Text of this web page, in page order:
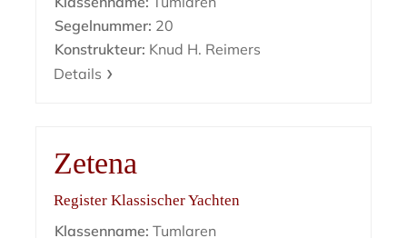
Segelnummer: 20
Konstrukteur: Knud H. Reimers
Details
Zetena
Register Klassischer Yachten
Klassenname: Tumlaren